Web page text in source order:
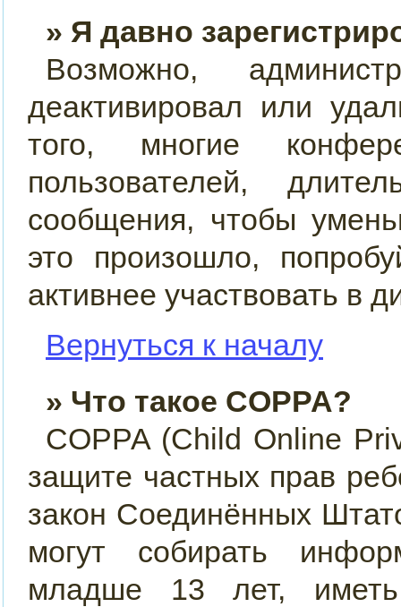
» Я давно
Возможно,
деактивировал или
того, многие
пользователей,
сообщения, чтобы
это произошло,
активнее участвовать в
Вернуться к началу
» Что такое COPPA?
COPPA (Child Online
защите частных прав
закон Соединённых
могут собирать
младше 13 лет,